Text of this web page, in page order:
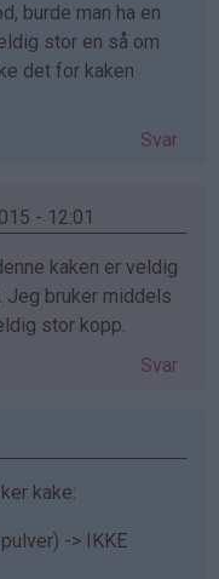
burde man ha en
stor en så om
det for kaken
Svar
- 12:01
kaken er veldig
Jeg bruker middels
stor kopp.
Svar
kake:
-> IKKE